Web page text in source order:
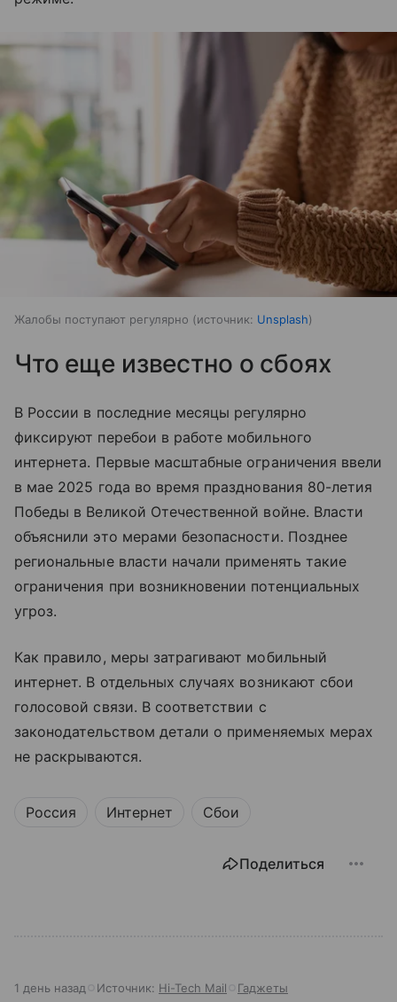
Жалобы поступают регулярно источник: Unsplash
Что еще известно о сбоях
В России в последние месяцы регулярно
фиксируют перебои в работе мобильного
интернета. Первые масштабные ограничения ввели
в мае 2025 года во время празднования 80-летия
Победы в Великой Отечественной войне. Власти
объяснили это мерами безопасности. Позднее
региональные власти начали применять такие
ограничения при возникновении потенциальных
угроз.
Как правило, меры затрагивают мобильный
интернет. В отдельных случаях возникают сбои
голосовой связи. В соответствии с
законодательством детали о применяемых мерах
не раскрываются.
Россия Интернет Сбои
Поделиться
1 день назад Источник: Hi-Tech Mail Гаджеты